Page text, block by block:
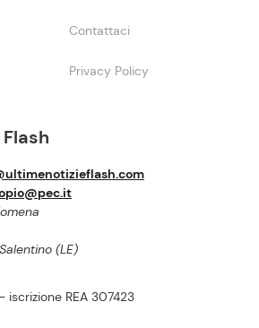
(LE)
REA 307423
Contattaci
Privacy Policy